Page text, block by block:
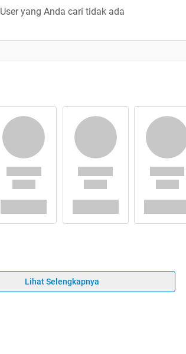
User yang Anda cari tidak ada
Lihat Selengkapnya